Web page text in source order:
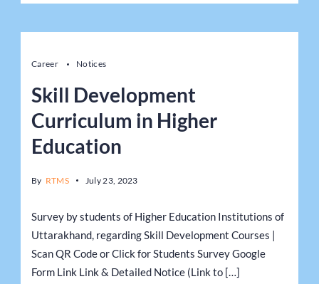
Career Notices
Skill Development
Curriculum in Higher
Education
By RTMS July 23, 2023
Survey by students of Higher Education Institutions of
Uttarakhand, regarding Skill Development Courses |
Scan QR Code or Click for Students Survey Google
Form Link Link & Detailed Notice (Link to […]